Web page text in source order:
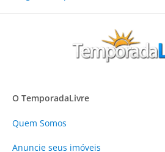
O TemporadaLivre
Quem Somos
Anuncie seus imóveis